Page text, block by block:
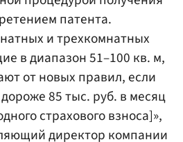
патента.
и трехкомнатных
в диапазон 51–100 кв. м,
от новых правил, если
85 тыс. руб. в месяц
страхового взноса]»,
директор компании